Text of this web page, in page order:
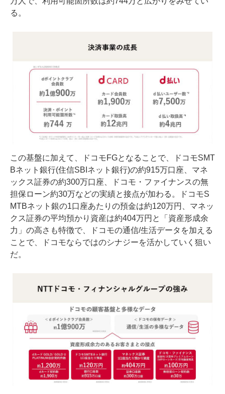
る。
この基盤に加えて、ドコモFGとなることで、ドコモSMT
Bネット銀行(住信SBIネット銀行)の約915万口座、マネ
ックス証券の約300万口座、ドコモ・ファイナンスの無
担保ローン約30万などの実績と接点が加わる。ドコモS
MTBネット銀の1口座あたりの預金は約120万円、マネッ
クス証券の平均預かり資産は約404万円と「資産形成余
力」の高さも特徴で、ドコモの通信/生活データを加える
ことで、ドコモならではのシナジーを活かしていく狙い
だ。